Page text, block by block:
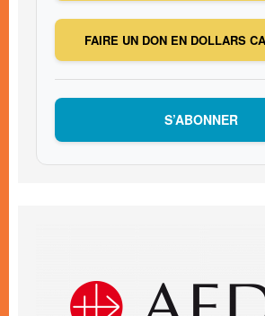
FAIRE UN DON EN DOLLARS
S’ABONNER